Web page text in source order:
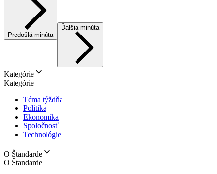
Predošlá minúta
Ďalšia minúta
Kategórie
Kategórie
Téma týždňa
Politika
Ekonomika
Spoločnosť
Technológie
O Štandarde
O Štandarde